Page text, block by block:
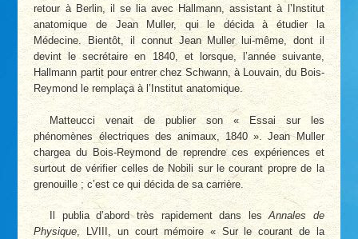
retour à Berlin, il se lia avec Hallmann, assistant à l’Institut
anatomique de Jean Muller, qui le décida à étudier la
Médecine. Bientôt, il connut Jean Muller lui-même, dont il
devint le secrétaire en 1840, et lorsque, l’année suivante,
Hallmann partit pour entrer chez Schwann, à Louvain, du Bois-
Reymond le remplaça à l’Institut anatomique.
Matteucci venait de publier son « Essai sur les
phénomènes électriques des animaux, 1840 ». Jean Muller
chargea du Bois-Reymond de reprendre ces expériences et
surtout de vérifier celles de Nobili sur le courant propre de la
grenouille ; c’est ce qui décida de sa carrière.
Il publia d’abord très rapidement dans lesAnnales de
Physique, LVIII, un court mémoire « Sur le courant de la